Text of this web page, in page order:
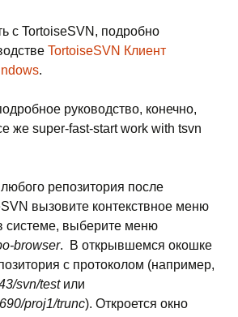
с TortoiseSVN, подробно
TortoiseSVN Клиент
.
руководство, конечно,
же super-fast-start work with tsvn
репозитория после
вызовите контекствное меню
выберите меню
browser. В открывшемся окошке
с протоколом (например,
svn/testили
proj1/trunc). Откроется окно